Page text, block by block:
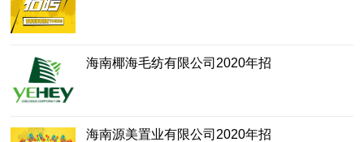
海南椰海毛纺有限公司2020年招
海南源美置业有限公司2020年招